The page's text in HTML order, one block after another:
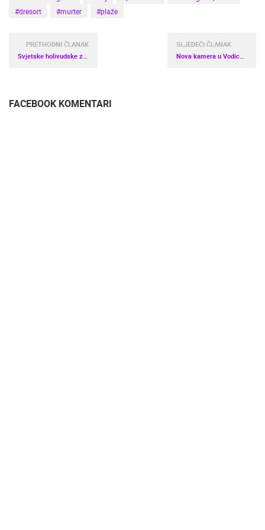
#dresort
#murter #plaže
PRETHODNI ČLANAK
Svjetske holivudske zvijezde u Rovinju i Zagrebu
SLJEDEĆI ČLANAK
Nova kamera u Vodicama
FACEBOOK KOMENTARI